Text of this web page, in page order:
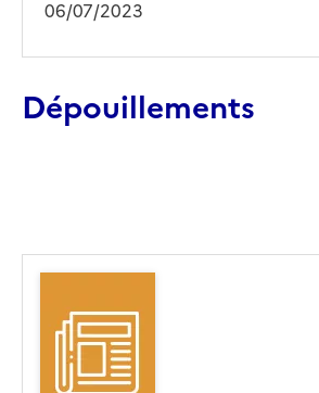
06/07/2023
Dépouillements